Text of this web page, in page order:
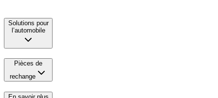
Solutions pour
l’automobile
Pièces de
rechange